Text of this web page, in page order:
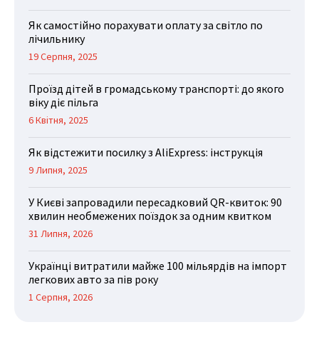
Як самостійно порахувати оплату за світло по
лічильнику
19 Серпня, 2025
Проїзд дітей в громадському транспорті: до якого
віку діє пільга
6 Квітня, 2025
Як відстежити посилку з AliExpress: інструкція
9 Липня, 2025
У Києві запровадили пересадковий QR-квиток: 90
хвилин необмежених поїздок за одним квитком
31 Липня, 2026
Українці витратили майже 100 мільярдів на імпорт
легкових авто за пів року
1 Серпня, 2026